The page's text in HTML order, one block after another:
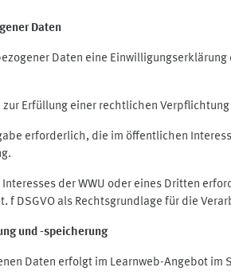
Daten
Daten eine
Erfüllung einer rechtlichen
erforderlich, die im öffentlichen
der WWU oder eines Dritten
f DSGVO als Rechtsgrundlage für die
und -speicherung
Daten erfolgt im Learnweb-Angebot im